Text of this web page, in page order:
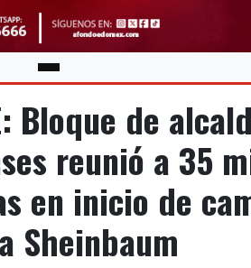
Bloque de
reunió a 35
en inicio de
Sheinbaum